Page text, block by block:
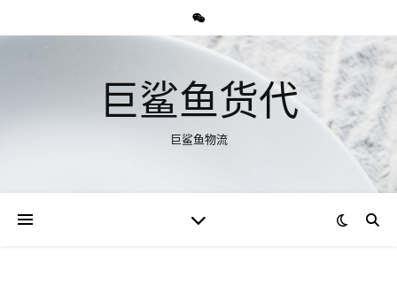
巨鲨鱼货代
巨鲨鱼物流